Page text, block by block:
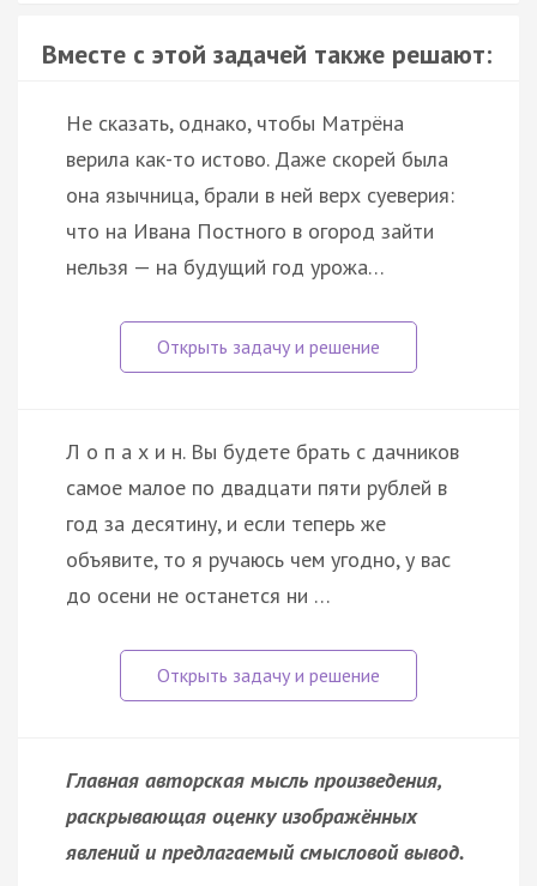
Вместе с этой задачей также решают:
Не сказать, однако, чтобы Матрёна
верила как-то истово. Даже скорей была
она язычница, брали в ней верх суеверия:
что на Ивана Постного в огород зайти
нельзя — на будущий год урожа…
Л о п а х и н. Вы будете брать с дачников
самое малое по двадцати пяти рублей в
год за десятину, и если теперь же
объявите, то я ручаюсь чем угодно, у вас
до осени не останется ни …
Главная авторская мысль произведения,
раскрывающая оценку изображённых
явлений и предлагаемый смысловой вывод.